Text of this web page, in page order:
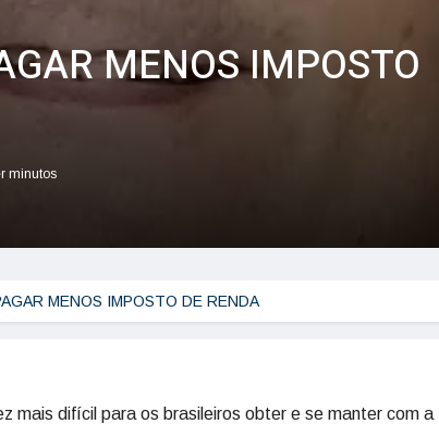
MENOS IMPOSTO
minutos
MENOS IMPOSTO DE RENDA
difícil para os brasileiros obter e se manter com a